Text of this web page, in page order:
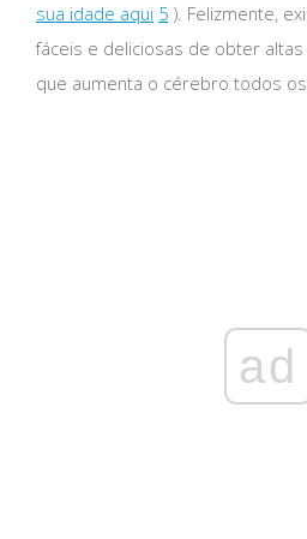
sua idade aqui 5 ). Felizmente,
fáceis e deliciosas de obter
que aumenta o cérebro todos
ad